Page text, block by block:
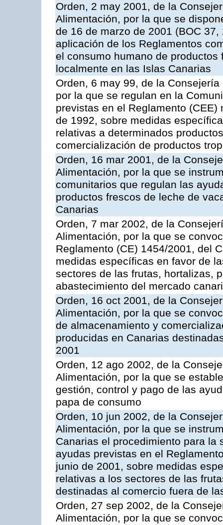
Orden, 2 may 2001, de la
Alimentación, por la que se
de 16 de marzo de 2001 (BOC
aplicación de los Reglamentos
el consumo humano de
localmente en las Islas Canarias
Orden, 6 may 99, de la
por la que se regulan en la
previstas en el Reglamento
de 1992, sobre medidas
relativas a determinados
comercialización de productos
Orden, 16 mar 2001, de la
Alimentación, por la que se
comunitarios que regulan las
productos frescos de leche de
Canarias
Orden, 7 mar 2002, de la
Alimentación, por la que se
Reglamento (CE) 1454/2001, del
medidas específicas en favor de
sectores de las frutas, hortalizas,
abastecimiento del mercado
Orden, 16 oct 2001, de la
Alimentación, por la que se
de almacenamiento y
producidas en Canarias
2001
Orden, 12 ago 2002, de la
Alimentación, por la que se
gestión, control y pago de las
papa de consumo
Orden, 10 jun 2002, de la
Alimentación, por la que se
Canarias el procedimiento para
ayudas previstas en el
junio de 2001, sobre medidas
relativas a los sectores de las
destinadas al comercio fuera de
Orden, 27 sep 2002, de la
Alimentación, por la que se